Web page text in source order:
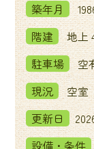
築年月
階建
地上
駐車場
空
現況
空室
更新日
設備・条件